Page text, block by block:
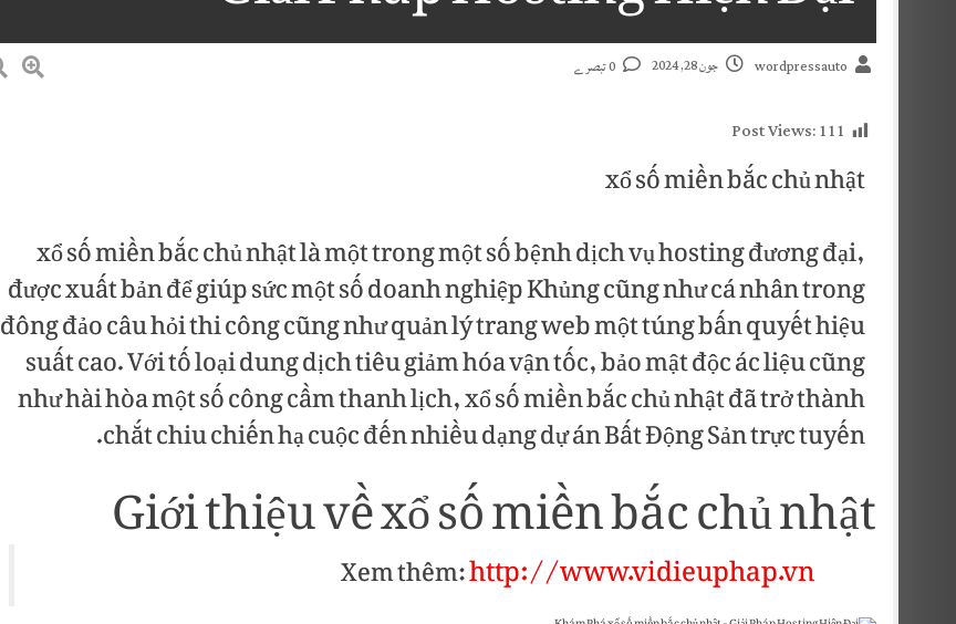
wordpressauto جون 28, 2024
Post Views:111
xổ số miền bắc chủ nhật
xổ số miền bắc chủ nhật là một trong một số bệnh dịch vụ hosting đương đại,
được xuất bản để giúp sức một số doanh nghiệp Khủng cũng như cá nhân trong
đông đảo câu hỏi thi công cũng như quản lý trang web một túng bấn quyết hiệu
suất cao. Với tố loại dung dịch tiêu giảm hóa vận tốc, bảo mật độc ác liệu cũng
như hài hòa một số công cầm thanh lịch, xổ số miền bắc chủ nhật đã trở thành
chắt chiu chiến hạ cuộc đến nhiều dạng dự án Bất Động Sản trực tuyến.
Giới thiệu về xổ số miền bắc chủ nhật
Xem thêm:http://www.vidieuphap.vn